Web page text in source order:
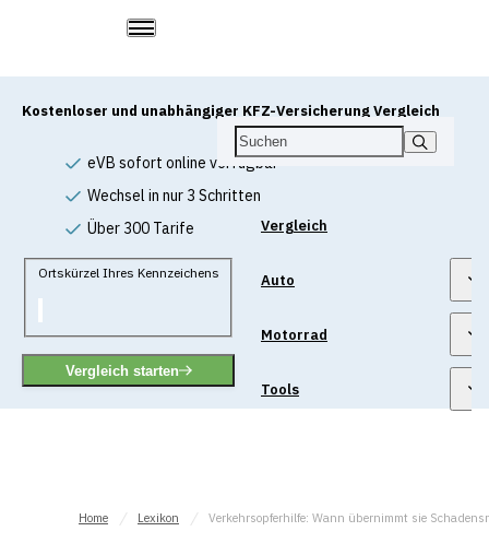
Vergleich
Auto
Motorrad
Tools
Kostenloser und unabhängiger KFZ-Versicherung Vergleich
eVB sofort online verfügbar
Wechsel in nur 3 Schritten
Über 300 Tarife
Ortskürzel Ihres Kennzeichens
Vergleich starten
Home Lexikon